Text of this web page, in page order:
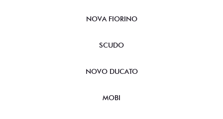
NOVA FIORINO
SCUDO
NOVO DUCATO
MOBI